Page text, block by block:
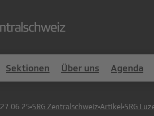
Sektionen Über uns Agenda
27.06.25 SRG Zentralschweiz Artikel SRG